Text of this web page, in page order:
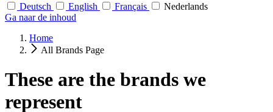
Deutsch
English Français
Nederlands
Ga naar de inhoud
Home
All Brands Page
These are the brands we
represent